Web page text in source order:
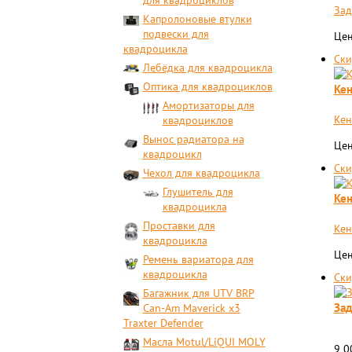
Капролоновые втулки
подвески для
квадроцикла
Лебёдка для квадроцикла
Оптика для квадроциклов
Амортизаторы для
квадроциклов
Вынос радиатора на
квадроцикл
Чехол для квадроцикла
Глушитель для
квадроцикла
Проставки для
квадроцикла
Ремень вариатора для
квадроцикла
Багажник для UTV BRP
Can-Am Maverick x3
Traxter Defender
Масла Motul/LiQUI MOLY
9